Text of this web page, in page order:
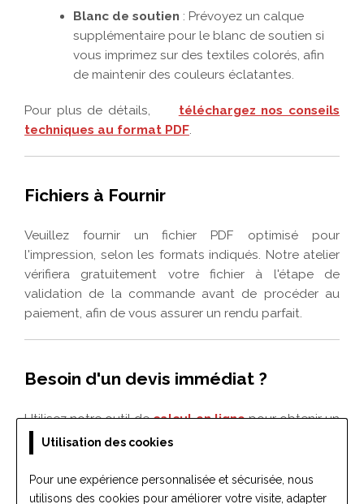
Utilisation des cookies
Pour une expérience personnalisée et sécurisée, nous
utilisons des cookies pour améliorer votre visite, adapter